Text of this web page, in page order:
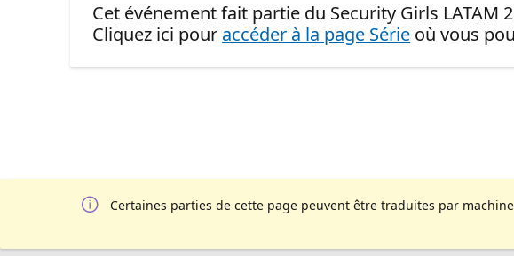
Cet événement fait partie du Security Girls LATAM
Cliquez ici pour accéder à la page Série où vous
Certaines parties de cette page peuvent être traduites par